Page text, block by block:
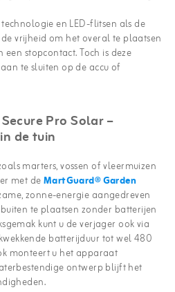
en LED-flitsen als de
vrijheid om het overal te plaatsen
stopcontact. Toch is deze
te sluiten op de accu of
Pro Solar –
de tuin
marters, vossen of vleermuizen
met deMartGuard® Garden
zonne-energie aangedreven
te plaatsen zonder batterijen
kunt u de verjager ook via
batterijduur tot wel 480
monteert u het apparaat
ontwerp blijft het